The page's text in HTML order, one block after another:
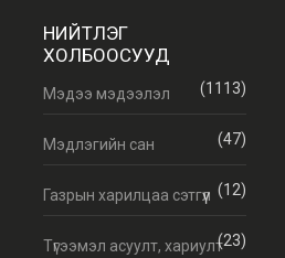
НИЙТЛЭГ
ХОЛБООСУУД
Мэдээ мэдээлэл (1113)
Мэдлэгийн сан (47)
Газрын харилцаа сэтгүүл (12)
Түгээмэл асуулт, хариулт(23)